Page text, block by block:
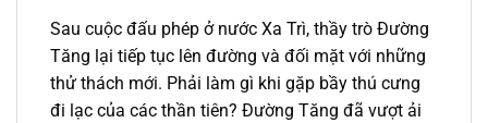
Sau cuộc đấu phép ở nước Xa Trì, thầy trò Đường
Tăng lại tiếp tục lên đường và đối mặt với những
thử thách mới. Phải làm gì khi gặp bầy thú cưng
đi lạc của các thần tiên? Đường Tăng đã vượt ải